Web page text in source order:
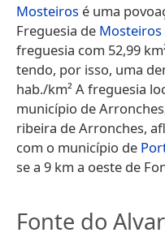
Mosteiros é uma
Freguesia de Mosteiros
freguesia com 52,99
tendo, por isso, uma
hab./km² A freguesia
município de
ribeira de Arronches,
com o município de
se a 9 km a oeste de
Fonte do